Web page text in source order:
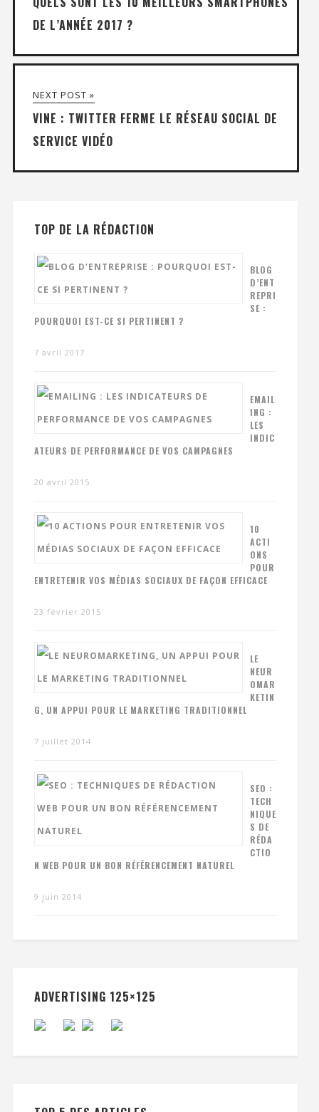
DE L’ANNÉE 2017 ?
NEXT POST »
VINE : TWITTER FERME LE RÉSEAU SOCIAL DE
SERVICE VIDÉO
TOP DE LA RÉDACTION
BLOG
D’ENT
REPRI
SE :
POURQUOI EST-CE SI PERTINENT ?
7 avril 2017
EMAIL
ING :
LES
INDIC
ATEURS DE PERFORMANCE DE VOS CAMPAGNES
20 avril 2015
10
ACTI
ONS
POUR
ENTRETENIR VOS MÉDIAS SOCIAUX DE FAÇON EFFICACE
23 février 2015
LE
NEUR
OMAR
KETIN
G, UN APPUI POUR LE MARKETING TRADITIONNEL
7 juillet 2014
SEO :
TECH
NIQUE
S DE
RÉDA
CTIO
N WEB POUR UN BON RÉFÉRENCEMENT NATUREL
9 juin 2014
ADVERTISING 125×125